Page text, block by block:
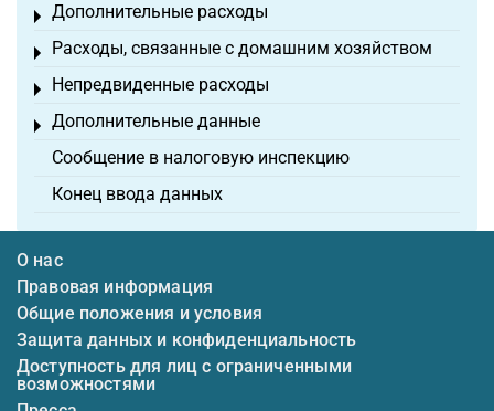
Дополнительные расходы
Toggle menu
Расходы, связанные с домашним хозяйством
Toggle menu
Непредвиденные расходы
Toggle menu
Дополнительные данные
Toggle menu
Сообщение в налоговую инспекцию
Конец ввода данных
О нас
Правовая информация
Общие положения и условия
Защита данных и конфиденциальность
Доступность для лиц с ограниченными
возможностями